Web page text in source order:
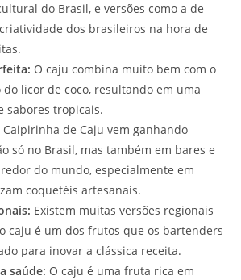
do Brasil, e versões como a de
dos brasileiros na hora de
O caju combina muito bem com o
licor de coco, resultando em uma
sabores tropicais.
Caipirinha de Caju vem ganhando
só no Brasil, mas também em bares e
do mundo, especialmente em
coquetéis artesanais.
Existem muitas versões regionais
caju é um dos frutos que os bartenders
para inovar a clássica receita.
saúde: O caju é uma fruta rica em